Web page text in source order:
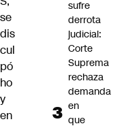
se
dis
cul
pó
ho
y
en
sufre
derrota
judicial:
Corte
Suprema
rechaza
demanda
en
que